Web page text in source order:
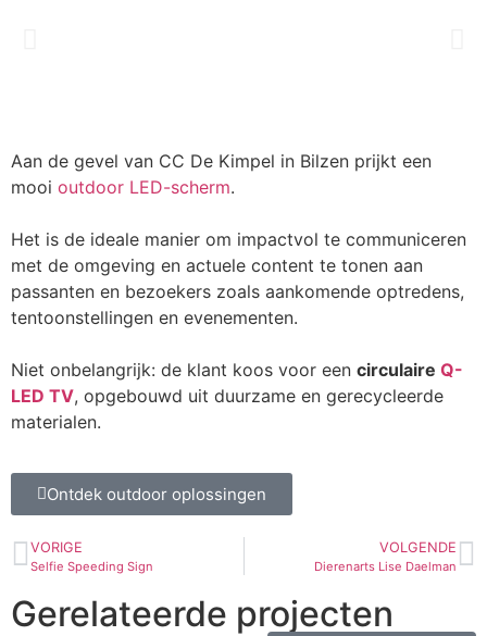
Aan de gevel van CC De Kimpel in Bilzen prijkt een
mooi outdoor LED-scherm.
Het is de ideale manier om impactvol te communiceren
met de omgeving en actuele content te tonen aan
passanten en bezoekers zoals aankomende optredens,
tentoonstellingen en evenementen.
Niet onbelangrijk: de klant koos voor een circulaire Q-
LED TV, opgebouwd uit duurzame en gerecycleerde
materialen.
Ontdek outdoor oplossingen
VORIGE
Selfie Speeding Sign
VOLGENDE
Dierenarts Lise Daelman
Gerelateerde projecten